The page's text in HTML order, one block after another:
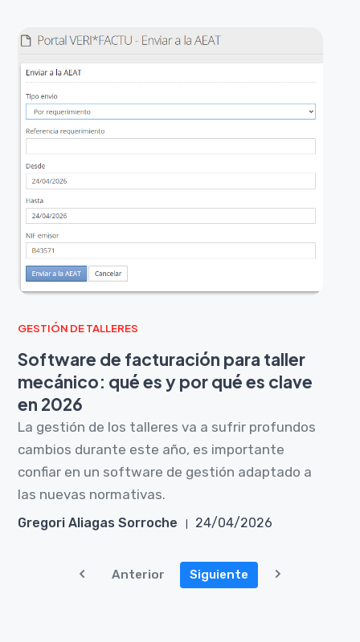
GESTIÓN DE TALLERES
Software de facturación para taller
mecánico: qué es y por qué es clave
en 2026
La gestión de los talleres va a sufrir profundos
cambios durante este año, es importante
confiar en un software de gestión adaptado a
las nuevas normativas.
Gregori Aliagas Sorroche 24/04/2026
Anterior Siguiente